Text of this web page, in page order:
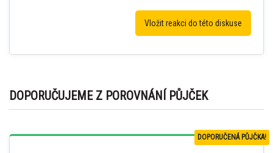
DOPORUČUJEME Z POROVNÁNÍ PŮJČEK
DOPORUČENÁ PŮJČKA!